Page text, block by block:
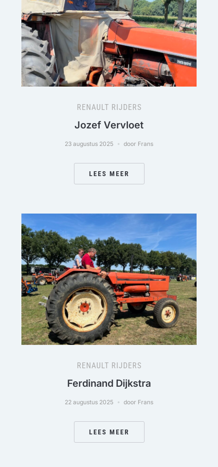
RENAULT RIJDERS
Jozef Vervloet
23 augustus 2025 door Frans
LEES MEER
RENAULT RIJDERS
Ferdinand Dijkstra
22 augustus 2025 door Frans
LEES MEER